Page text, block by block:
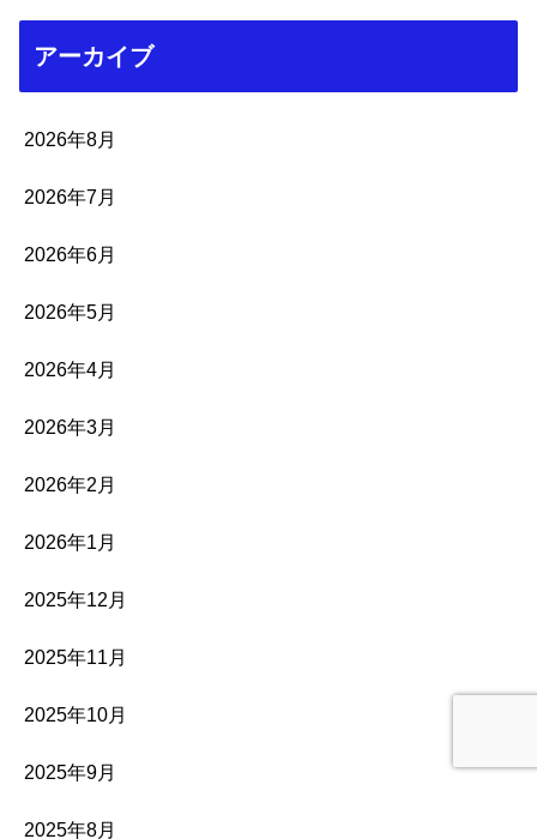
アーカイブ
2026年8月
2026年7月
2026年6月
2026年5月
2026年4月
2026年3月
2026年2月
2026年1月
2025年12月
2025年11月
2025年10月
2025年9月
2025年8月